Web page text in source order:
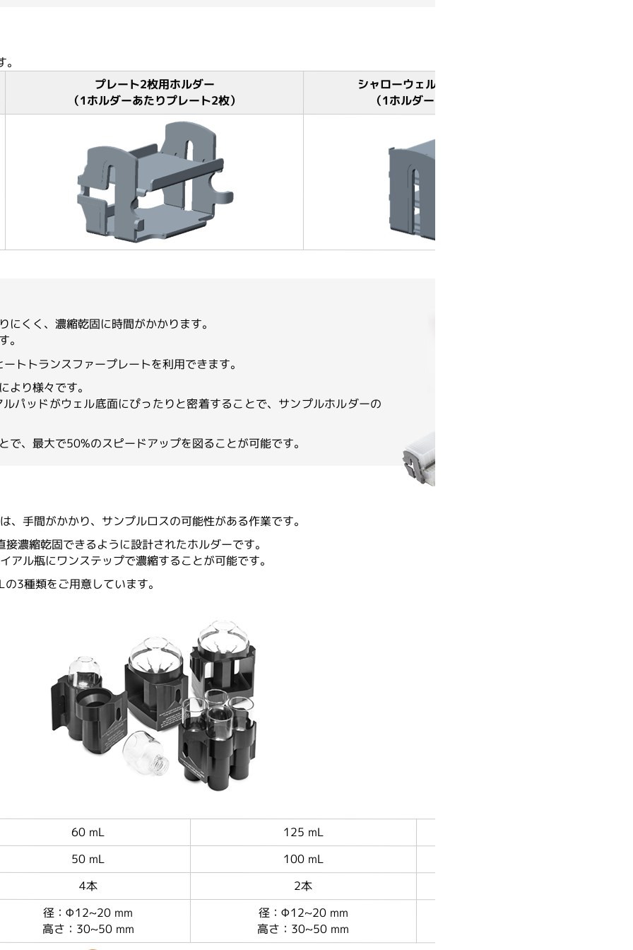
プレート2枚用ホルダー
（1ホルダーあたりプレート2枚）
シャローウェルプレート4枚用ホルダー
（1ホルダーあたりプレート4枚）
くく、濃縮乾固に時間がかかります。
。
トトランスファープレートを利用できます。
り様々です。
パッドがウェル底面にぴったりと密着することで、サンプルホルダーの
、最大で50%のスピードアップを図ることが可能です。
手間がかかり、サンプルロスの可能性がある作業です。
濃縮乾固できるように設計されたホルダーです。
ル瓶にワンステップで濃縮することが可能です。
3種類をご用意しています。
60 mL 125 mL
50 mL 100 mL
4本 2本
径：Φ12~20 mm
高さ：30~50 mm
径：Φ12~20 mm
高さ：30~50 mm